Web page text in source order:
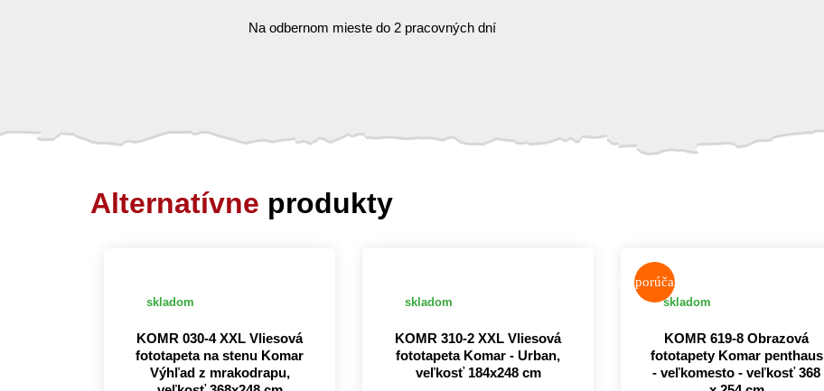
Na odbernom mieste do 2 pracovných dní
Alternatívne produkty
skladom
KOMR 030-4 XXL Vliesová
fototapeta na stenu Komar
Výhľad z mrakodrapu,
skladom
KOMR 310-2 XXL Vliesová
fototapeta Komar - Urban,
veľkosť 184x248 cm
Odporúčame
skladom
KOMR 619-8 Obrazová
fototapety Komar penthaus
- veľkomesto - veľkosť 368